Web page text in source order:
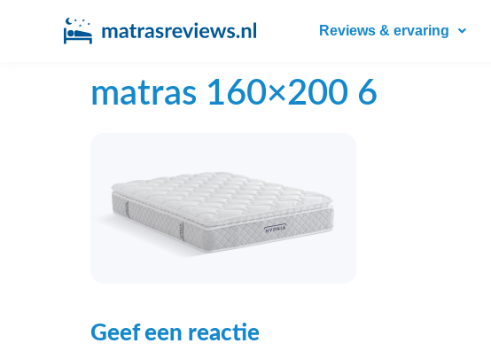
Reviews & ervaring
matras 160×200 6
Geef een reactie